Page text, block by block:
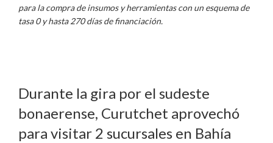
para la compra de insumos y herramientas con un esquema de
tasa 0 y hasta 270 días de financiación.
Durante la gira por el sudeste
bonaerense, Curutchet aprovechó
para visitar 2 sucursales en Bahía